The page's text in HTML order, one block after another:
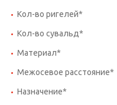
Кол-во ригелей*
Кол-во сувальд*
Материал*
Межосевое расстояние*
Назначение*